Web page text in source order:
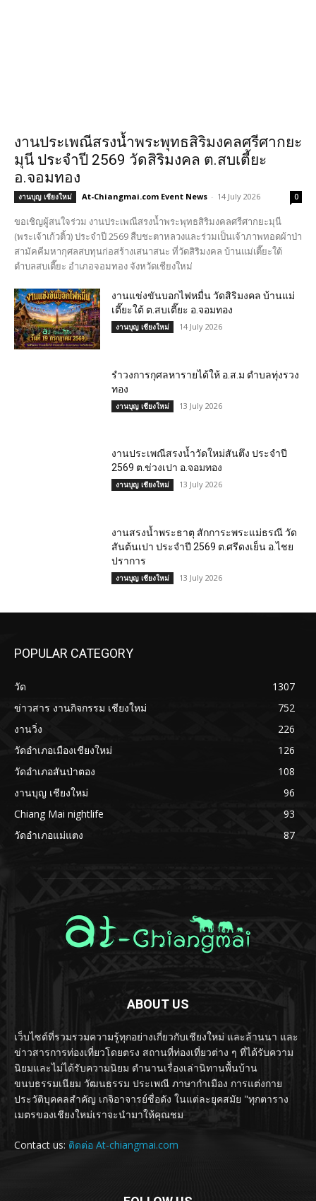
งานประเพณีสรงน้ำพระพุทธสิริมงคลศรีศากยะ
มุนี ประจำปี 2569 วัดสิริมงคล ต.สบเตี้ยะ
อ.จอมทอง
งานบุญ เชียงใหม่ At-Chiangmai.com Event News - 14 July 2026 0
ขอเชิญผู้สนใจร่วม งานประเพณีสรงน้ำพระพุทธสิริมงคลศรีศากยะมุนี
(พระเจ้าเก้วติ้ว) ประจำปี 2569 สืบชะตาหลวงและร่วมเป็นเจ้าภาพทอดผ้าป่า
สามัคคีมหากุศลสบทุนก่อสร้างเสนาสนะ ที่วัดสิริมงคล บ้านแม่เตี๊ยะใต้
ตำบลสบเตี๊ยะ อำเภอจอมทอง จังหวัดเชียงใหม่
งานแข่งขันบอกไฟหมื่น วัดสิริมงคล บ้านแม่
เตี๊ยะใต้ ต.สบเตี๊ยะ อ.จอมทอง
งานบุญ เชียงใหม่ 14 July 2026
รำวงการกุศลหารายได้ให้ อ.ส.ม ตำบลทุ่งรวง
ทอง
งานบุญ เชียงใหม่ 13 July 2026
งานประเพณีสรงน้ำวัดใหม่สันตึง ประจำปี
2569 ต.ข่วงเปา อ.จอมทอง
งานบุญ เชียงใหม่ 13 July 2026
งานสรงน้ำพระธาตุ สักการะพระแม่ธรณี วัด
สันต้นเปา ประจำปี 2569 ต.ศรีดงเย็น อ.ไชย
ปราการ
งานบุญ เชียงใหม่ 13 July 2026
POPULAR CATEGORY
วัด
1307
ข่าวสาร งานกิจกรรม เชียงใหม่
752
งานวิ่ง
226
วัดอำเภอเมืองเชียงใหม่
126
วัดอำเภอสันป่าตอง
108
งานบุญ เชียงใหม่
96
Chiang Mai nightlife
93
วัดอำเภอแม่แตง
87
ABOUT US
เว็บไซต์ที่รวมรวมความรู้ทุกอย่างเกี่ยวกับเชียงใหม่ และล้านนา และ
ข่าวสารการท่องเที่ยวโดยตรง สถานที่ท่องเที่ยวต่าง ๆ ที่ได้รับความ
นิยมและไม่ได้รับความนิยม ตำนานเรื่องเล่านิทานพื้นบ้าน
ขนบธรรมเนียม วัฒนธรรม ประเพณี ภาษากำเมือง การแต่งกาย
ประวัติบุคคลสำคัญ เกจิอาจารย์ชื่อดัง ในแต่ละยุคสมัย "ทุกตาราง
เมตรของเชียงใหม่เราจะนำมาให้คุณชม
Contact us: ติดต่อ At-chiangmai.com